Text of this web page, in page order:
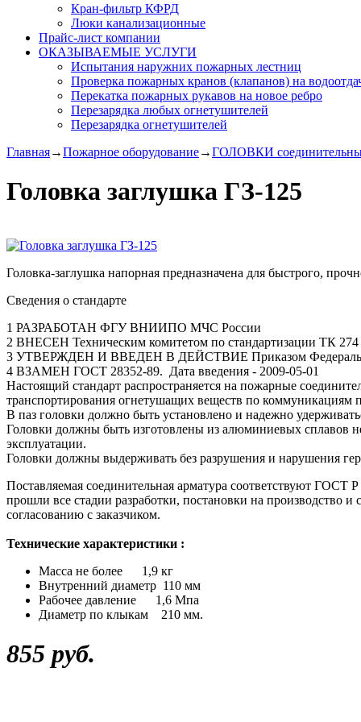
Кран-фильтр КФРД
Люки канализационные
Прайс-лист компании
ОКАЗЫВАЕМЫЕ УСЛУГИ
Испытания наружних пожарных лестниц
Проверка пожарных кранов (клапанов) на
Перекатка пожарных рукавов на новое ребро
Перезарядка любых огнетушителей
Перезарядка огнетушителей
Главная→Пожарное оборудование→ГОЛОВКИ
Головка заглушка ГЗ-125
Головка-заглушка напорная предназначена для быстрого,
Сведения о стандарте
1 РАЗРАБОТАН ФГУ ВНИИПО МЧС России
2 ВНЕСЕН Техническим комитетом по стандартизации ТК 274
3 УТВЕРЖДЕН И ВВЕДЕН В ДЕЙСТВИЕ Приказом Федерального
4 ВЗАМЕН ГОСТ 28352-89. Дата введения - 2009-05-01
Настоящий стандарт распространяется на пожарные
транспортирования огнетушащих веществ по коммуникациям
В паз головки должно быть установлено и надежно
Головки должны быть изготовлены из алюминиевых сплавов
эксплуатации.
Головки должны выдерживать без разрушения и нарушения
Поставляемая соединительная арматура соответствуют ГОСТ
прошли все стадии разработки, постановки на производство
согласованию с заказчиком.
Технические характеристики :
Масса не более 1,9 кг
Внутренний диаметр 110 мм
Рабочее давление 1,6 Мпа
Диаметр по клыкам 210 мм.
855 руб.